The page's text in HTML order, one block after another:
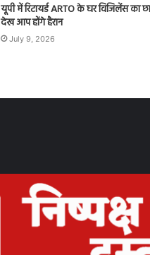
यूपी में रिटायर्ड ARTO के घर विजिलेंस का
देख आप होंगे हैरान
July 9, 2026